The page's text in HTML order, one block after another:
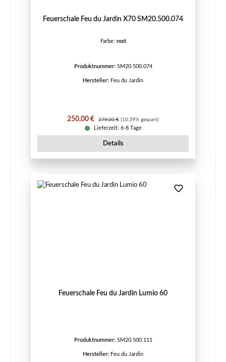
Feuerschale Feu du Jardin X70 SM20.500.074
Farbe: rost
Produktnummer: SM20.500.074
Hersteller: Feu du Jardin
Verkaufspreis:
250,00 € Regulärer Preis:
279,00 € (10.39% gespart)
Lieferzeit: 6-8 Tage
Details
Feuerschale Feu du Jardin Lumio 60
Produktnummer: SM20.500.111
Hersteller: Feu du Jardin